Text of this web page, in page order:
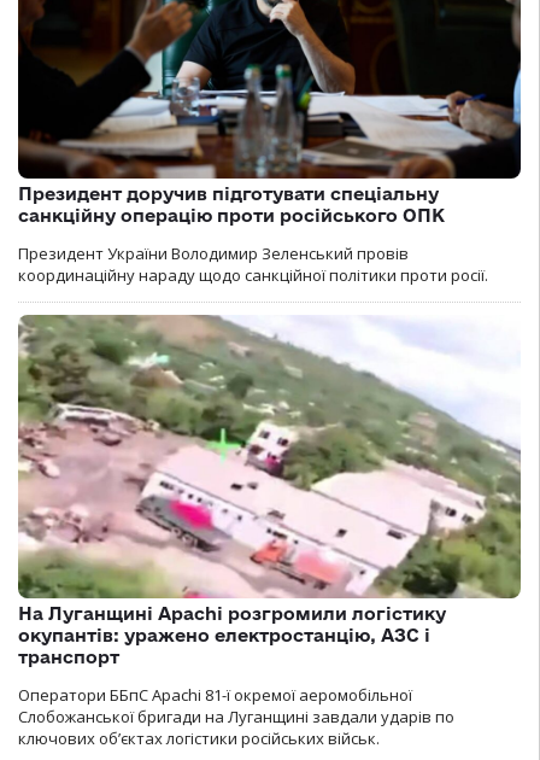
Президент доручив підготувати спеціальну
санкційну операцію проти російського ОПК
Президент України Володимир Зеленський провів
координаційну нараду щодо санкційної політики проти росії.
На Луганщині Apachi розгромили логістику
окупантів: уражено електростанцію, АЗС і
транспорт
Оператори ББпС Apachi 81-ї окремої аеромобільної
Слобожанської бригади на Луганщині завдали ударів по
ключових об’єктах логістики російських військ.